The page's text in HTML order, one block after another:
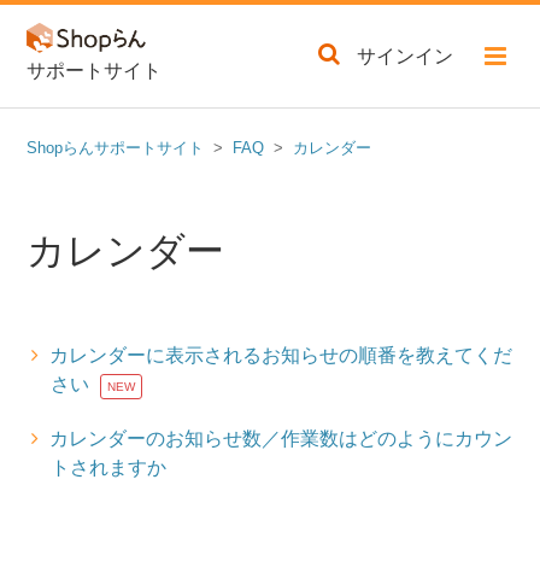
サポートサイト
サインイン
Shopらんサポートサイト FAQ カレンダー
カレンダー
カレンダーに表示されるお知らせの順番を教えてくだ
さい
カレンダーのお知らせ数／作業数はどのようにカウン
トされますか